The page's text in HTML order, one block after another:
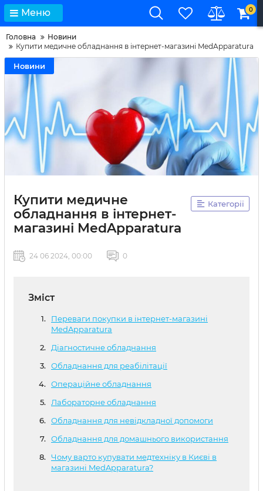
Меню 0
Головна
Новини
Купити медичне обладнання в інтернет-магазині MedApparatura
Новини
Купити медичне
обладнання в інтернет-
магазині MedApparatura
Категорії
24 06 2024, 00:00 0
Зміст
Переваги покупки в інтернет-магазині
MedApparatura
Діагностичне обладнання
Обладнання для реабілітації
Операційне обладнання
Лабораторне обладнання
Обладнання для невідкладної допомоги
Обладнання для домашнього використання
Чому варто купувати медтехніку в Києві в
магазині MedApparatura?